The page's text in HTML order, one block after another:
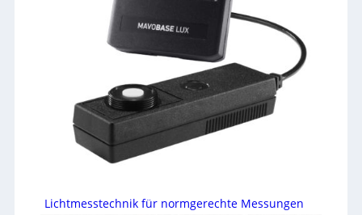
Lichtmesstechnik für normgerechte Messungen